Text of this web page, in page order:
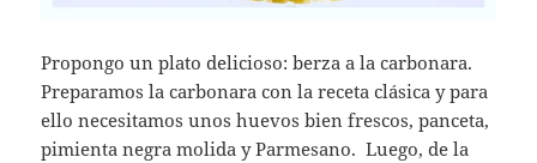
Propongo un plato delicioso: berza a la carbonara.
Preparamos la carbonara con la receta clásica y para
ello necesitamos unos huevos bien frescos, panceta,
pimienta negra molida y Parmesano. Luego, de la